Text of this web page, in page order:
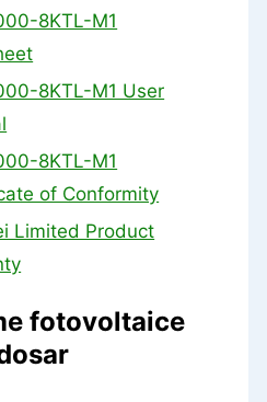
8KTL-M1
8KTL-M1 User
8KTL-M1
of Conformity
Limited Product
fotovoltaice